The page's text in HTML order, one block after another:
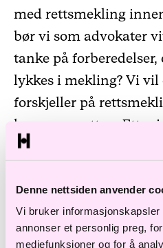
Denne nettsiden anvender
Vi bruker informasjonskapsler
annonser et personlig preg,
mediefunksjoner og for å
med rettsmekling
bør vi som advokater
tanke på
lykkes i mekling? Vi vil
forskjeller på
lagmannsretten. Etter
paneldebatt om
fra Hjort og Sten Foyn
Det andre temaet er om